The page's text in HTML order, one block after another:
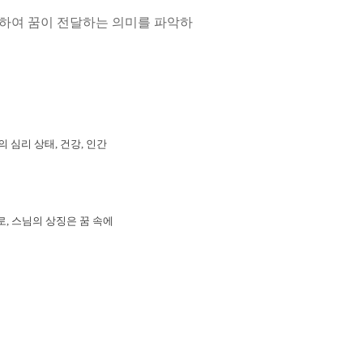
여 꿈이 전달하는 의미를 파악하
심리 상태, 건강, 인간
, 스님의 상징은 꿈 속에